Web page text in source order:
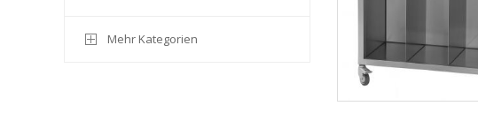
Mehr Kategorien